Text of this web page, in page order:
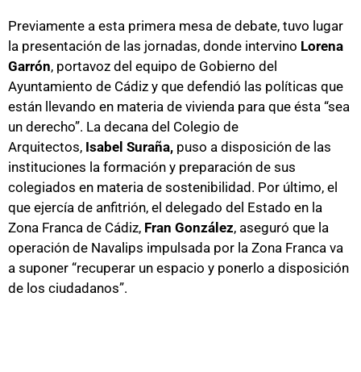
Previamente a esta primera mesa de debate, tuvo lugar
la presentación de las jornadas, donde intervino Lorena
Garrón, portavoz del equipo de Gobierno del
Ayuntamiento de Cádiz y que defendió las políticas que
están llevando en materia de vivienda para que ésta “sea
un derecho”. La decana del Colegio de
Arquitectos, Isabel Suraña, puso a disposición de las
instituciones la formación y preparación de sus
colegiados en materia de sostenibilidad. Por último, el
que ejercía de anfitrión, el delegado del Estado en la
Zona Franca de Cádiz, Fran González, aseguró que la
operación de Navalips impulsada por la Zona Franca va
a suponer “recuperar un espacio y ponerlo a disposición
de los ciudadanos”.